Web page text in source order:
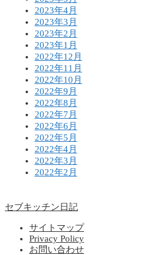
2023年4月
2023年3月
2023年2月
2023年1月
2022年12月
2022年11月
2022年10月
2022年9月
2022年8月
2022年7月
2022年6月
2022年5月
2022年4月
2022年3月
2022年2月
セブキッチン日記
サイトマップ
Privacy Policy
お問い合わせ